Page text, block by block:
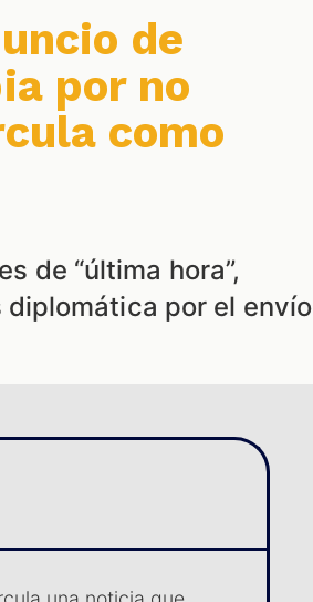
de
por no
como
de “última hora”,
por el envío